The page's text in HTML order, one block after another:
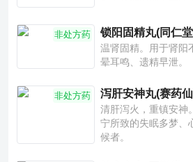
非处方药 锁阳固精丸(同仁
温肾固精。用于肾阳
晕耳鸣、遗精早泄。
非处方药 泻肝安神丸(赛药
清肝泻火，重镇安神
宁所致的失眠多梦、
候者。